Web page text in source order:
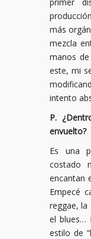
más
mezcla
manos
este, mi
intento
P. ¿
envuelto?
Es una
costado
encantan
Empecé
reggae, la
el blues…
estilo de